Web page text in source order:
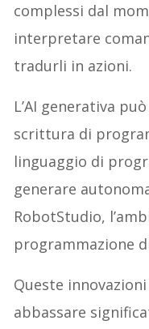
complessi dal
interpretare
tradurli in azioni.
L’AI generativa
scrittura di
linguaggio di
generare
RobotStudio,
programmazione
Queste
abbassare